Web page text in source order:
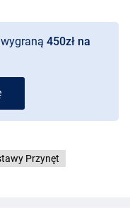
450zł na
Przynęt